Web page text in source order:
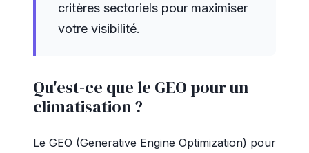
critères sectoriels pour maximiser
votre visibilité.
Qu'est-ce que le GEO pour un
climatisation ?
Le GEO (Generative Engine Optimization) pour